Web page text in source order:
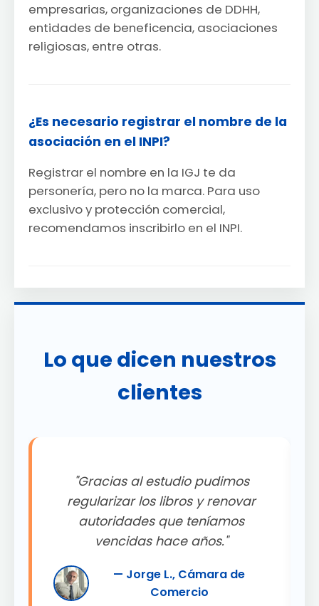
empresarias, organizaciones de DDHH,
entidades de beneficencia, asociaciones
religiosas, entre otras.
¿Es necesario registrar el nombre de la
asociación en el INPI?
Registrar el nombre en la IGJ te da
personería, pero no la marca. Para uso
exclusivo y protección comercial,
recomendamos inscribirlo en el INPI.
Lo que dicen nuestros
clientes
"Gracias al estudio pudimos
regularizar los libros y renovar
autoridades que teníamos
vencidas hace años."
— Jorge L., Cámara de
Comercio